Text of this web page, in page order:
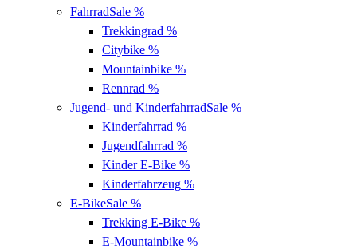
FahrradSale %
Trekkingrad %
Citybike %
Mountainbike %
Rennrad %
Jugend- und KinderfahrradSale %
Kinderfahrrad %
Jugendfahrrad %
Kinder E-Bike %
Kinderfahrzeug %
E-BikeSale %
Trekking E-Bike %
E-Mountainbike %